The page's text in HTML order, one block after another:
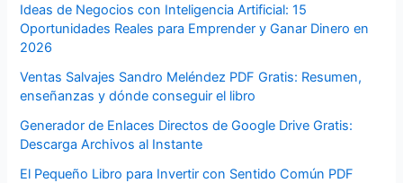
Ideas de Negocios con Inteligencia Artificial: 15
Oportunidades Reales para Emprender y Ganar Dinero en
2026
Ventas Salvajes Sandro Meléndez PDF Gratis: Resumen,
enseñanzas y dónde conseguir el libro
Generador de Enlaces Directos de Google Drive Gratis:
Descarga Archivos al Instante
El Pequeño Libro para Invertir con Sentido Común PDF